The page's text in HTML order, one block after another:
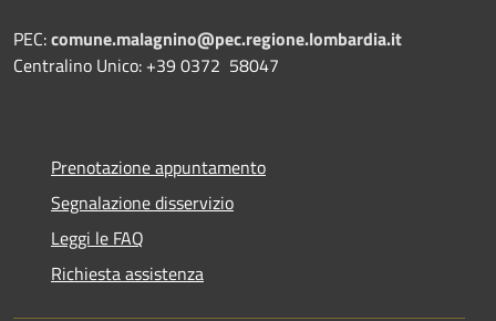
PEC:comune.malagnino@pec.regione.lombardia.it
Centralino Unico: +39 0372 58047
Prenotazione appuntamento
Segnalazione disservizio
Leggi le FAQ
Richiesta assistenza